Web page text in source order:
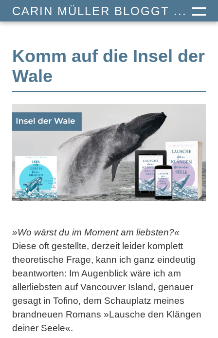
CARIN MÜLLER BLOGGT ...
Komm auf die Insel der
Wale
»Wo wärst du im Moment am liebsten?«
Diese oft gestellte, derzeit leider komplett
theoretische Frage, kann ich ganz eindeutig
beantworten: Im Augenblick wäre ich am
allerliebsten auf Vancouver Island, genauer
gesagt in Tofino, dem Schauplatz meines
brandneuen Romans »Lausche den Klängen
deiner Seele«.